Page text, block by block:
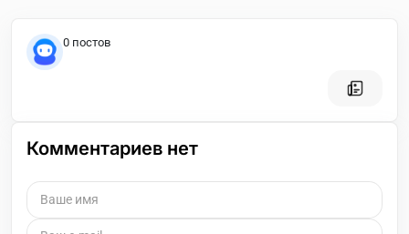
0 постов
Комментариев нет